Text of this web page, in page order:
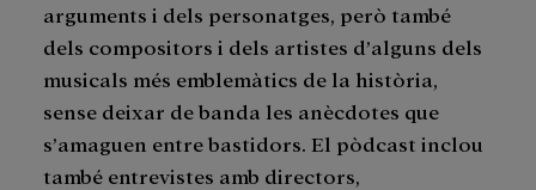
arguments i dels personatges, però també
dels compositors i dels artistes d’alguns dels
musicals més emblemàtics de la història,
sense deixar de banda les anècdotes que
s’amaguen entre bastidors. El pòdcast inclou
també entrevistes amb directors,